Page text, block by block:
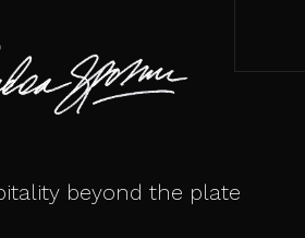
beyond the plate